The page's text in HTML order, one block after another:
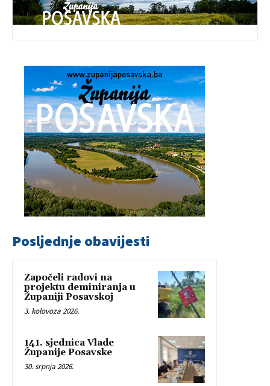
Posljednje obavijesti
Započeli radovi na
projektu deminiranja u
Županiji Posavskoj
3. kolovoza 2026.
141. sjednica Vlade
Županije Posavske
30. srpnja 2026.